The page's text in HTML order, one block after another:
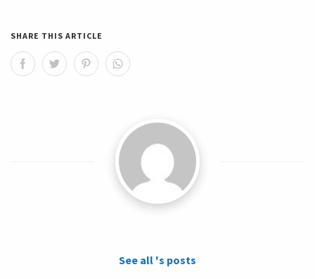
SHARE THIS ARTICLE
See all 's posts